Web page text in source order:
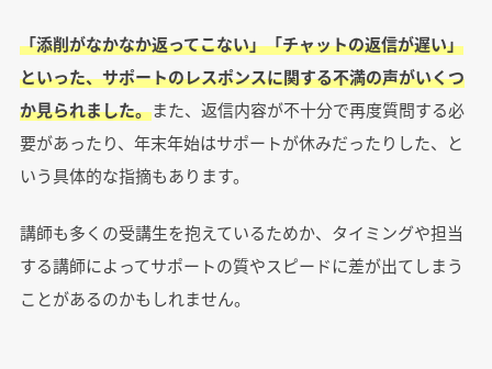
「添削がなかなか返ってこない」「チャットの返信が遅い」
といった、サポートのレスポンスに関する不満の声がいくつ
か見られました。また、返信内容が不十分で再度質問する必
要があったり、年末年始はサポートが休みだったりした、と
いう具体的な指摘もあります。
講師も多くの受講生を抱えているためか、タイミングや担当
する講師によってサポートの質やスピードに差が出てしまう
ことがあるのかもしれません。